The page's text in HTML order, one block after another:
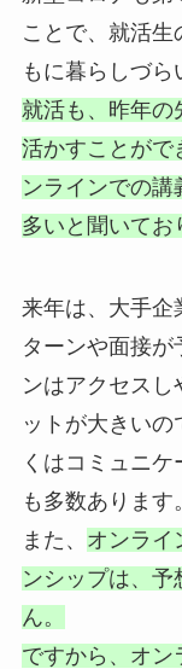
ことで、就活生
もに暮らしづら
就活も、昨年の
活かすことがで
ンラインでの講
多いと聞いてお
来年は、大手企
ターンや面接が
ンはアクセスし
ットが大きい
くはコミュニ
も多数あります。
また、 オンライ
ンシップは、
ん。
ですから、オン